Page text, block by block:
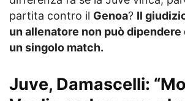
partita contro il Genoa? Il
un allenatore non può
un singolo match.
Juve, Damascelli: